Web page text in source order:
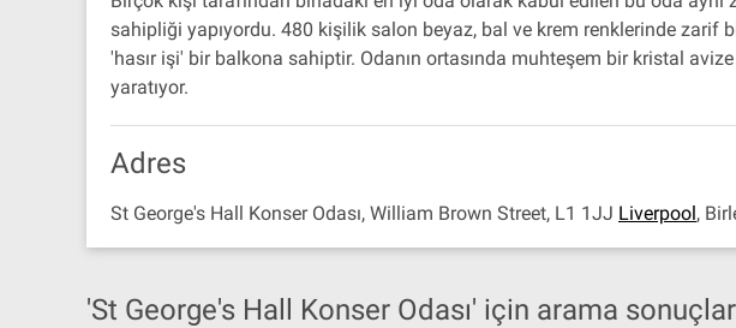
sahipliği yapıyordu. 480 kişilik salon beyaz, bal ve krem renklerinde
'hasır işi' bir balkona sahiptir. Odanın ortasında muhteşem bir kristal
yaratıyor.
Adres
St George's Hall Konser Odası, William Brown Street, L1 1JJ Liverpool,
'St George's Hall Konser Odası' için arama